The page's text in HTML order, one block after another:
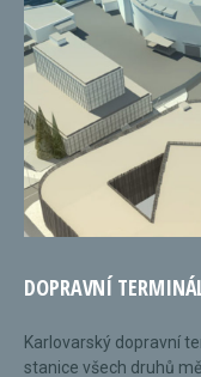
DOPRAVNÍ
Karlovarský dopravní
stanice všech druhů